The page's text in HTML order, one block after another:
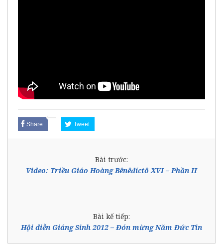
Share Tweet
Bài trước:
Video: Triều Giáo Hoàng Bênêđíctô XVI – Phần II
Bài kế tiếp:
Hội diễn Giáng Sinh 2012 – Đón mừng Năm Đức Tin